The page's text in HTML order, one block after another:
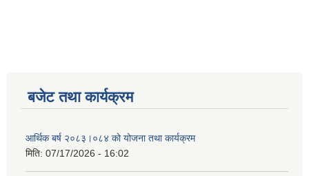
बजेट तथा कार्यक्रम
आर्थिक बर्ष २०८३।०८४ को योजना तथा कार्यक्रम
मिति: 07/17/2026 - 16:02